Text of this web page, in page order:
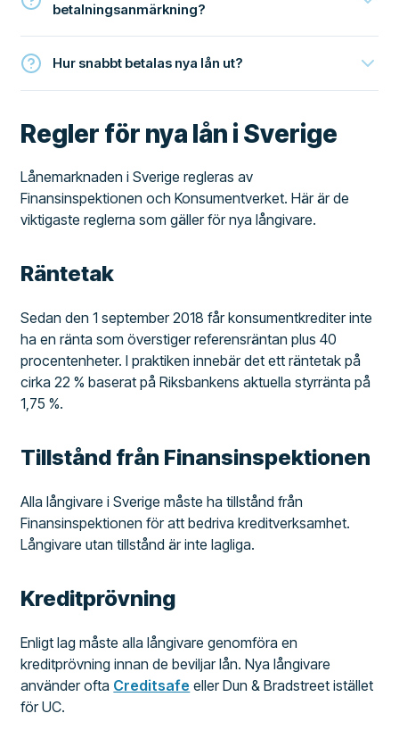
betalningsanmärkning?
Hur snabbt betalas nya lån ut?
Regler för nya lån i Sverige
Lånemarknaden i Sverige regleras av
Finansinspektionen och Konsumentverket. Här är de
viktigaste reglerna som gäller för nya långivare.
Räntetak
Sedan den 1 september 2018 får konsumentkrediter inte
ha en ränta som överstiger referensräntan plus 40
procentenheter. I praktiken innebär det ett räntetak på
cirka 22 % baserat på Riksbankens aktuella styrränta på
1,75 %.
Tillstånd från Finansinspektionen
Alla långivare i Sverige måste ha tillstånd från
Finansinspektionen för att bedriva kreditverksamhet.
Långivare utan tillstånd är inte lagliga.
Kreditprövning
Enligt lag måste alla långivare genomföra en
kreditprövning innan de beviljar lån. Nya långivare
använder ofta Creditsafe eller Dun & Bradstreet istället
för UC.